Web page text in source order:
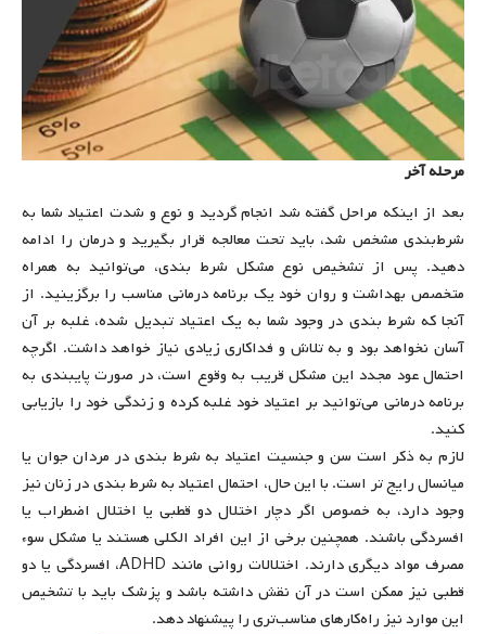
مرحله آخر
بعد از اینکه مراحل گفته شد انجام گردید و نوع و شدت اعتیاد شما به
شرط‌بندی مشخص شد، باید تحت معالجه قرار بگیرید و درمان را ادامه
دهید. پس از تشخیص نوع مشکل شرط بندی، می‌توانید به همراه
متخصص بهداشت و روان خود یک برنامه درمانی مناسب را برگزینید. از
آنجا که شرط بندی در وجود شما به یک اعتیاد تبدیل شده، غلبه بر آن
آسان نخواهد بود و به تلاش و فداکاری زیادی نیاز خواهد داشت. اگرچه
احتمال عود مجدد این مشکل قریب به وقوع است، در صورت پایبندی به
برنامه درمانی می‌توانید بر اعتیاد خود غلبه کرده و زندگی خود را بازیابی
کنید.
لازم به ذکر است سن و جنسیت اعتیاد به شرط بندی در مردان جوان یا
میانسال رایج تر است. با این حال، احتمال اعتیاد به شرط بندی در زنان نیز
وجود دارد، به خصوص اگر دچار اختلال دو قطبی یا اختلال اضطراب یا
افسردگی باشند. همچنین برخی از این افراد الکلی هستند یا مشکل سوء
مصرف مواد دیگری دارند. اختلالات روانی مانند ADHD، افسردگی یا دو
قطبی نیز ممکن است در آن نقش داشته باشد و پزشک باید با تشخیص
این موارد نیز راه‌کارهای مناسب‌تری را پیشنهاد دهد.